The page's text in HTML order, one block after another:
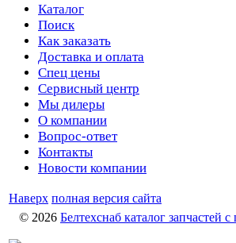
Каталог
Поиск
Как заказать
Доставка и оплата
Спец цены
Сервисный центр
Мы дилеры
О компании
Вопрос-ответ
Контакты
Новости компании
Наверх полная версия сайта
© 2026 Белтехснаб каталог запчастей